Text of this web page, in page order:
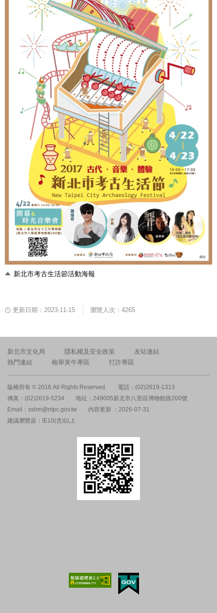
新北市考古生活節活動海報
更新日期：2023-11-15 瀏覽人次：4265
新北市文化局 隱私權及安全政策
友站連結
熱門連結
檢舉黃牛專區 打詐專區
版權所有 © 2016 All Rights Reserved.
電話：(02)2619-1313
傳真：(02)2619-5234
地址：249005新北市八里區博物館路200號
Email：sshm@ntpc.gov.tw
內容更新 ：2026-07-31
建議瀏覽器：IE10(含)以上